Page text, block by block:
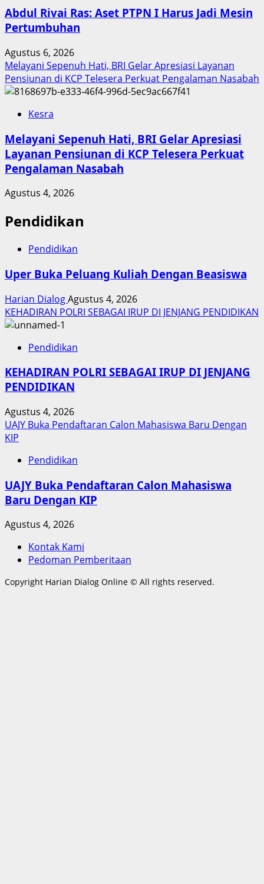
Abdul Rivai Ras: Aset PTPN I Harus Jadi Mesin
Pertumbuhan
Agustus 6, 2026
Melayani Sepenuh Hati, BRI Gelar Apresiasi Layanan
Pensiunan di KCP Telesera Perkuat Pengalaman Nasabah
Kesra
Melayani Sepenuh Hati, BRI Gelar Apresiasi
Layanan Pensiunan di KCP Telesera Perkuat
Pengalaman Nasabah
Agustus 4, 2026
Pendidikan
Pendidikan
Uper Buka Peluang Kuliah Dengan Beasiswa
Harian DialogAgustus 4, 2026
KEHADIRAN POLRI SEBAGAI IRUP DI JENJANG PENDIDIKAN
Pendidikan
KEHADIRAN POLRI SEBAGAI IRUP DI JENJANG
PENDIDIKAN
Agustus 4, 2026
UAJY Buka Pendaftaran Calon Mahasiswa Baru Dengan
KIP
Pendidikan
UAJY Buka Pendaftaran Calon Mahasiswa
Baru Dengan KIP
Agustus 4, 2026
Kontak Kami
Pedoman Pemberitaan